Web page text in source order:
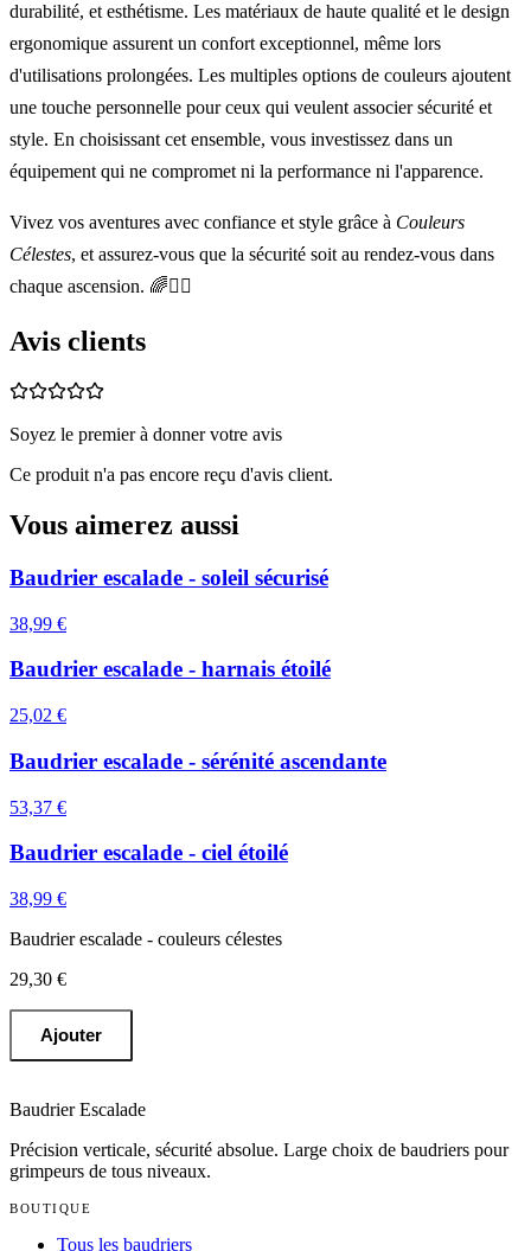
durabilité, et esthétisme. Les matériaux de haute qualité et le design
ergonomique assurent un confort exceptionnel, même lors
d'utilisations prolongées. Les multiples options de couleurs ajoutent
une touche personnelle pour ceux qui veulent associer sécurité et
style. En choisissant cet ensemble, vous investissez dans un
équipement qui ne compromet ni la performance ni l'apparence.
Vivez vos aventures avec confiance et style grâce à Couleurs
Célestes, et assurez-vous que la sécurité soit au rendez-vous dans
chaque ascension. 🌈🧗‍♂️
Avis clients
Soyez le premier à donner votre avis
Ce produit n'a pas encore reçu d'avis client.
Vous aimerez aussi
Baudrier escalade - soleil sécurisé
38,99 €
Baudrier escalade - harnais étoilé
25,02 €
Baudrier escalade - sérénité ascendante
53,37 €
Baudrier escalade - ciel étoilé
38,99 €
Baudrier escalade - couleurs célestes
29,30 €
Ajouter
Baudrier Escalade
Précision verticale, sécurité absolue. Large choix de baudriers pour
grimpeurs de tous niveaux.
BOUTIQUE
Tous les baudriers